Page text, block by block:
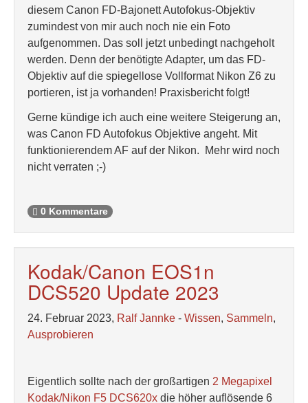
diesem Canon FD-Bajonett Autofokus-Objektiv
zumindest von mir auch noch nie ein Foto
aufgenommen. Das soll jetzt unbedingt nachgeholt
werden. Denn der benötigte Adapter, um das FD-
Objektiv auf die spiegellose Vollformat Nikon Z6 zu
portieren, ist ja vorhanden! Praxisbericht folgt!
Gerne kündige ich auch eine weitere Steigerung an,
was Canon FD Autofokus Objektive angeht. Mit
funktionierendem AF auf der Nikon. Mehr wird noch
nicht verraten ;-)
0 Kommentare
Kodak/Canon EOS1n
DCS520 Update 2023
24. Februar 2023, Ralf Jannke - Wissen, Sammeln,
Ausprobieren
Eigentlich sollte nach der großartigen 2 Megapixel
Kodak/Nikon F5 DCS620x die höher auflösende 6